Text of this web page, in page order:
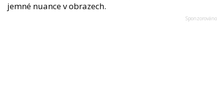
jemné nuance v obrazech.